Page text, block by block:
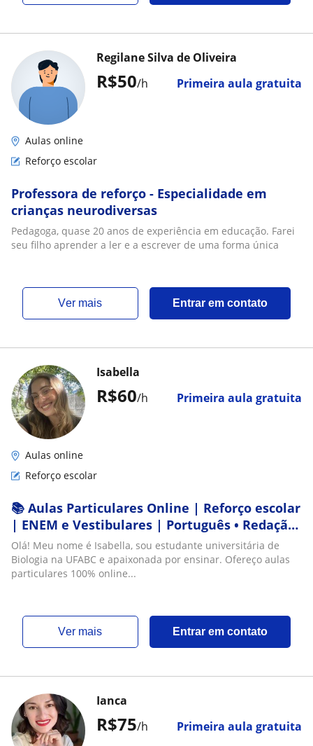
R$50/h Primeira aula gratuita
Regilane Silva de Oliveira
Aulas online
Reforço escolar
Professora de reforço - Especialidade em
crianças neurodiversas
Pedagoga, quase 20 anos de experiência em educação. Farei
seu filho aprender a ler e a escrever de uma forma única
ver mais Entrar em contato
R$60/h Primeira aula gratuita
Isabella
Aulas online
Reforço escolar
📚 Aulas Particulares Online | Reforço escolar
| ENEM e Vestibulares | Português • Redação
• Biologia • Humanas
Olá! Meu nome é Isabella, sou estudante universitária de
Biologia na UFABC e apaixonada por ensinar. Ofereço aulas
particulares 100% online...
ver mais Entrar em contato
R$75/h Primeira aula gratuita
Ianca